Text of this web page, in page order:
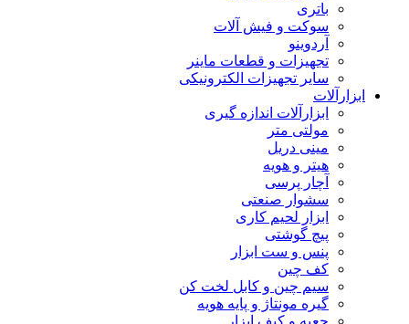
باتری
سوکت و فیش آلات
آردوینو
تجهیزات و قطعات ماینر
سایر تجهیزات الکترونیکی
ابزارآلات
ابزارآلات اندازه گیری
مولتی متر
مینی دریل
هیتر و هویه
آچار پرسی
سشوار صنعتی
ابزار لحیم کاری
پیچ گوشتی
پنس و ست ابزار
کف چین
سیم چین و کابل لخت کن
گیره مونتاژ و پایه هویه
جعبه و کیف ابزار